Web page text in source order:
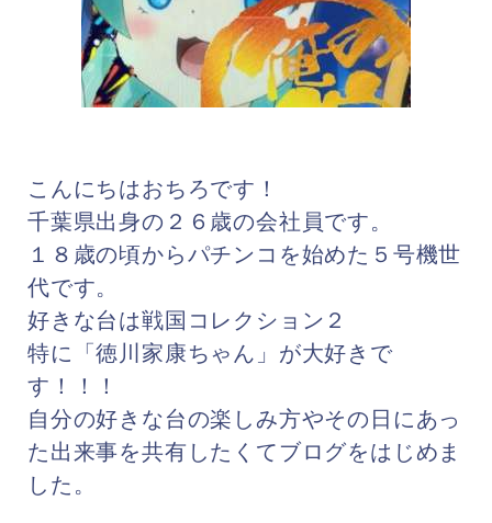
こんにちはおちろです！
千葉県出身の２６歳の会社員です。
１８歳の頃からパチンコを始めた５号機世
代です。
好きな台は戦国コレクション２
特に「徳川家康ちゃん」が大好きで
す！！！
自分の好きな台の楽しみ方やその日にあっ
た出来事を共有したくてブログをはじめま
した。